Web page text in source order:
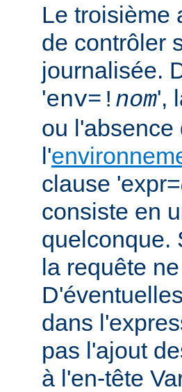
Le troisième
de contrôler
journalisée.
'env=! nom',
ou l'absence
l'
clause 'expr=
consiste en
quelconque.
la requête
dans
pas l'ajout
à l'en-tête